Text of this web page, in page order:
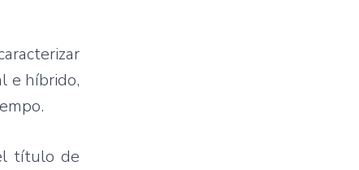
e híbrido,
título de